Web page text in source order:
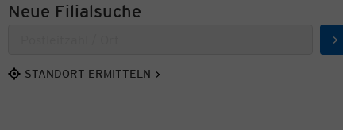
Neue Filialsuche
STANDORT ERMITTELN